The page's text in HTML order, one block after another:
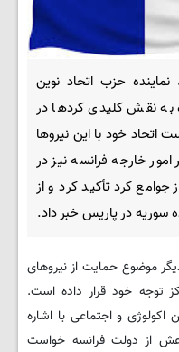
حزب اتحاد نوین
به نقش کلیدی کردها در
اتحاد خود با این نیروها
امور خارجه فرانسه نیز در
کرد تأکید کرد و از
سوریه در پاریس خبر داد.
موضوع حمایت از نیروهای
توجه خود قرار داده است.
اکولوژی و اجتماعی با اشاره
از دولت فرانسه خواست